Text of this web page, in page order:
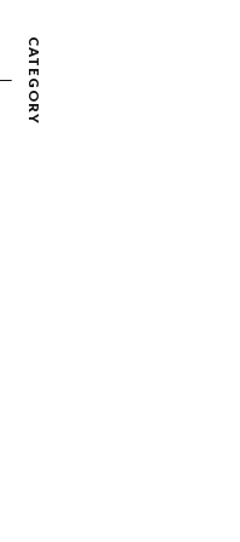
CATEGORY